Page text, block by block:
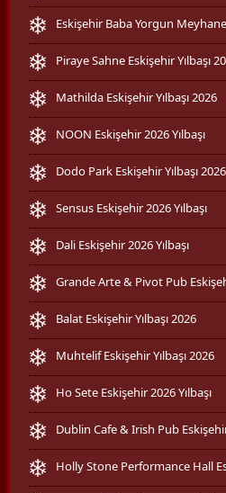
Eskişehir Baba Yorgun
Piraye Sahne Eskişehir Yılbaşı
Mathilda Eskişehir Yılbaşı 2026
NOON Eskişehir 2026 Yılbaşı
Dodo Park Eskişehir Yılbaşı 2026
Sensus Eskişehir 2026 Yılbaşı
Dali Eskişehir 2026 Yılbaşı
Grande Arte & Pivot Pub
Balat Eskişehir Yılbaşı 2026
Muhtelif Eskişehir Yılbaşı 2026
Ho Sete Eskişehir 2026 Yılbaşı
Dublin Cafe & Irish Pub Eskişehir
Holly Stone Performance Hall